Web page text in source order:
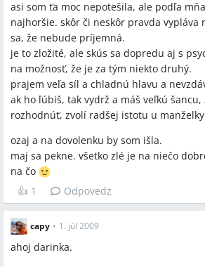
asi som ťa moc nepotešila, ale podľa
najhoršie. skôr či neskôr pravda vypláva
sa, že nebude príjemná.
je to zložité, ale skús sa dopredu aj s
na možnosť, že je za tým niekto druhý.
prajem veľa síl a chladnú hlavu a
ak ho ľúbiš, tak vydrž a máš veľkú šancu,
rozhodnúť, zvolí radšej istotu u
ozaj a na dovolenku by som išla.
maj sa pekne. všetko zlé je na niečo
na čo
👍 1 Odpovedz
capy • 1. júl 2009
ahoj darinka.